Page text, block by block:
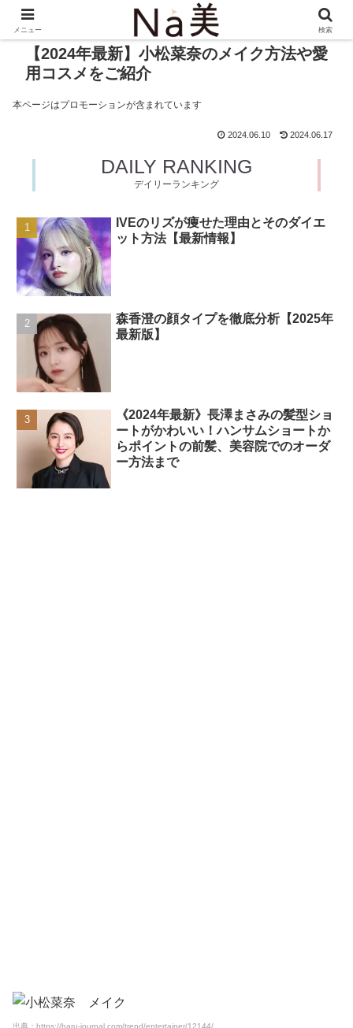
【2024年最新】小松菜奈のメイク方法や愛
用コスメをご紹介
本ページはプロモーションが含まれています
2024.06.10 2024.06.17
DAILY RANKING
デイリーランキング
IVEのリズが痩せた理由とそのダイエ
ット方法【最新情報】
森香澄の顔タイプを徹底分析【2025年
最新版】
《2024年最新》長澤まさみの髪型ショ
ートがかわいい！ハンサムショートか
らポイントの前髪、美容院でのオーダ
ー方法まで
出典：https://haru-journal.com/trend/entertainer/12144/
メニュー 検索